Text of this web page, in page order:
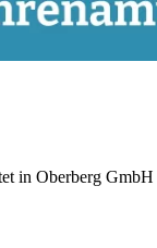
in Oberberg GmbH